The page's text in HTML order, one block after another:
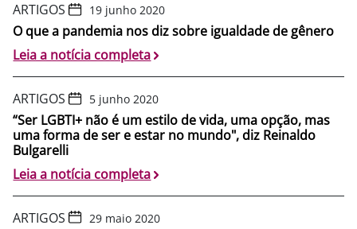
ARTIGOS 19 junho 2020
O que a pandemia nos diz sobre igualdade de gênero
Leia a notícia completa
ARTIGOS 5 junho 2020
“Ser LGBTI+ não é um estilo de vida, uma opção, mas
uma forma de ser e estar no mundo", diz Reinaldo
Bulgarelli
Leia a notícia completa
ARTIGOS 29 maio 2020